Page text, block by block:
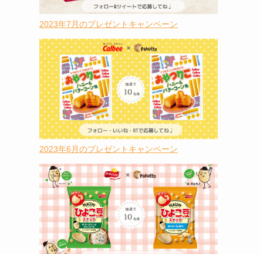
2023年7月のプレゼントキャンペーン
2023年6月のプレゼントキャンペーン